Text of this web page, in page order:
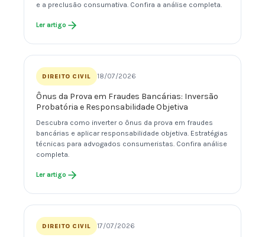
e a preclusão consumativa. Confira a análise completa.
Ler artigo
DIREITO CIVIL 18/07/2026
Ônus da Prova em Fraudes Bancárias: Inversão
Probatória e Responsabilidade Objetiva
Descubra como inverter o ônus da prova em fraudes
bancárias e aplicar responsabilidade objetiva. Estratégias
técnicas para advogados consumeristas. Confira análise
completa.
Ler artigo
DIREITO CIVIL 17/07/2026